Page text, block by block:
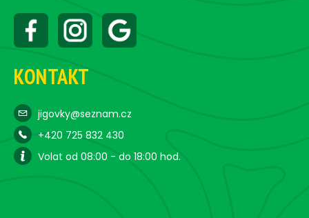
KONTAKT
jigovky@seznam.cz
+420 725 832 430
Volat od 08:00 - do 18:00 hod.